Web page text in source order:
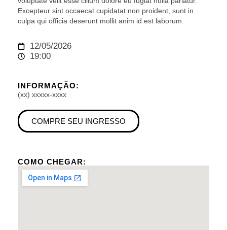
Excepteur sint occaecat cupidatat non proident, sunt in
culpa qui officia deserunt mollit anim id est laborum.
12/05/2026
19:00
INFORMAÇÃO:
(xx) xxxxx-xxxx
COMPRE SEU INGRESSO
COMO CHEGAR: